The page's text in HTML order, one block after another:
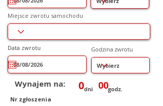
i
r
e
d
Miejsce zwrotu samochodu
Data zwrotu
q
r
e
d
Godzina zwrotu
Wynajem na: 0dni 00godz.
Nr zgłoszenia